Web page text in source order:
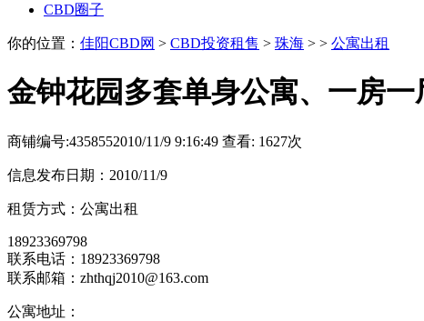
CBD圈子
你的位置： 佳阳CBD网 > CBD投资租售 > 珠海 > > 公寓出租
金钟花园多套单身公寓、一房
商铺编号:4358552010/11/9 9:16:49 查看: 1627次
信息发布日期：2010/11/9
租赁方式：公寓出租
18923369798
联系电话：18923369798
联系邮箱：zhthqj2010@163.com
公寓地址：